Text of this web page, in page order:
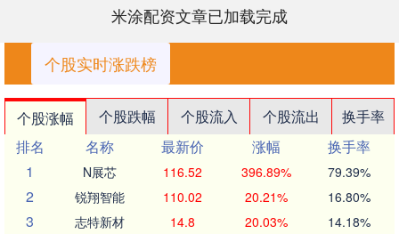
米涂配资文章已加载完成
个股实时涨跌榜
个股涨幅 个股跌幅 个股流入 个股流出
换手率
排名
名称 最新价 涨幅
换手率
1
N展芯 116.52 396.89% 79.39%
2 锐翔智能 110.02 20.21% 16.80%
3 志特新材 14.8 20.03% 14.18%